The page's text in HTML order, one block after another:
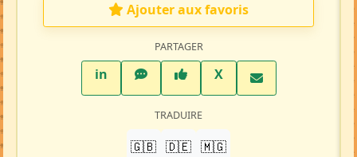
Ajouter aux favoris
PARTAGER
inLinkedInWhatsAppFacebook
XTwitter X
TRADUIRE
🇬🇧 🇩🇪 🇲🇬